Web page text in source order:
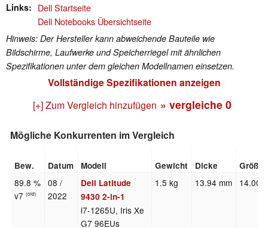
Links
Dell Startseite
Dell Notebooks Übersichtseite
Hinweis: Der Hersteller kann abweichende Bauteile wie
Bildschirme, Laufwerke und Speicherriegel mit ähnlichen
Spezifikationen unter dem gleichen Modellnamen einsetzen.
Vollständige Spezifikationen anzeigen
[+] Zum Vergleich hinzufügen » vergleiche 0
Mögliche Konkurrenten im Vergleich
Bew. Datum Modell Gewicht Dicke Größe
89.8 %
v7(old)
08 /
2022
Dell Latitude
9430 2-in-1
i7-1265U, Iris Xe
G7 96EUs
1.5 kg 13.94 mm 14.00"